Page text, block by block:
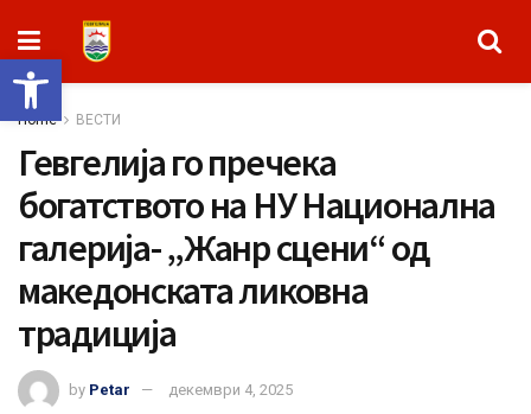
Open toolbar
Home ВЕСТИ
Гевгелија го пречека
богатството на НУ Национална
галерија- „Жанр сцени“ од
македонската ликовна
традиција
by Petar декември 4, 2025